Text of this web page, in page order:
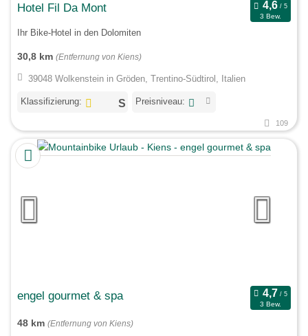
Hotel Fil Da Mont
3 Bew.
Ihr Bike-Hotel in den Dolomiten
30,8 km (Entfernung von Kiens)
39048 Wolkenstein in Gröden, Trentino-Südtirol, Italien
Klassifizierung: Preisniveau:
109
engel gourmet & spa
3 Bew.
48 km (Entfernung von Kiens)